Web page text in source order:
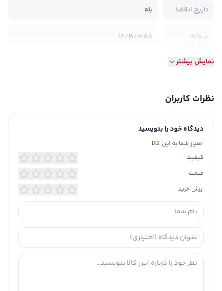
تاریخ انقضا بله
پروانه
۱۰۵۸/ظ/۱۶
تکمیلی
ریخته و روی شعله قرار دهید تا به جوش آید.
پس از جوش آمدن باید شعله را کم کرده و اجازه
شود. در انتها هم می‌توانید به آن پیاز داغ، سیر
داغ یا نعنا داغ اضافه کنید و از نوش جان کردن
یک آش رشته سریع لذت ببرید.
نمایش بیشتر
نظرات کاربران
دیدگاه خود را بنویسید
امتیاز شما به این کالا
کیفیت
قیمت
ارزش خرید